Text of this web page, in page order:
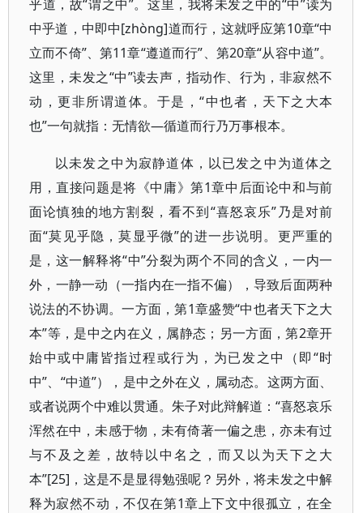
乎道，故“谓之中”。这里，我将未发之中的“中”读为
中乎道，中即中[zhòng]道而行，这就呼应第10章“中
立而不倚”、第11章“遵道而行”、第20章“从容中道”。
这里，未发之“中”读去声，指动作、行为，非寂然不
动，更非所谓道体。于是，“中也者，天下之大本
也”一句就指：无情欲—循道而行乃万事根本。
以未发之中为寂静道体，以已发之中为道体之
用，直接问题是将《中庸》第1章中后面论中和与前
面论慎独的地方割裂，看不到“喜怒哀乐”乃是对前
面“莫见乎隐，莫显乎微”的进一步说明。更严重的
是，这一解释将“中”分裂为两个不同的含义，一内一
外，一静一动（一指内在一指不偏），导致后面两种
说法的不协调。一方面，第1章盛赞“中也者天下之大
本”等，是中之内在义，属静态；另一方面，第2章开
始中或中庸皆指过程或行为，为已发之中（即“时
中”、“中道”），是中之外在义，属动态。这两方面、
或者说两个中难以贯通。朱子对此辩解道：“喜怒哀乐
浑然在中，未感于物，未有倚著一偏之患，亦未有过
与不及之差，故特以中名之，而又以为天下之大
本”[25]，这是不是显得勉强呢？另外，将未发之中解
释为寂然不动，不仅在第1章上下文中很孤立，在全